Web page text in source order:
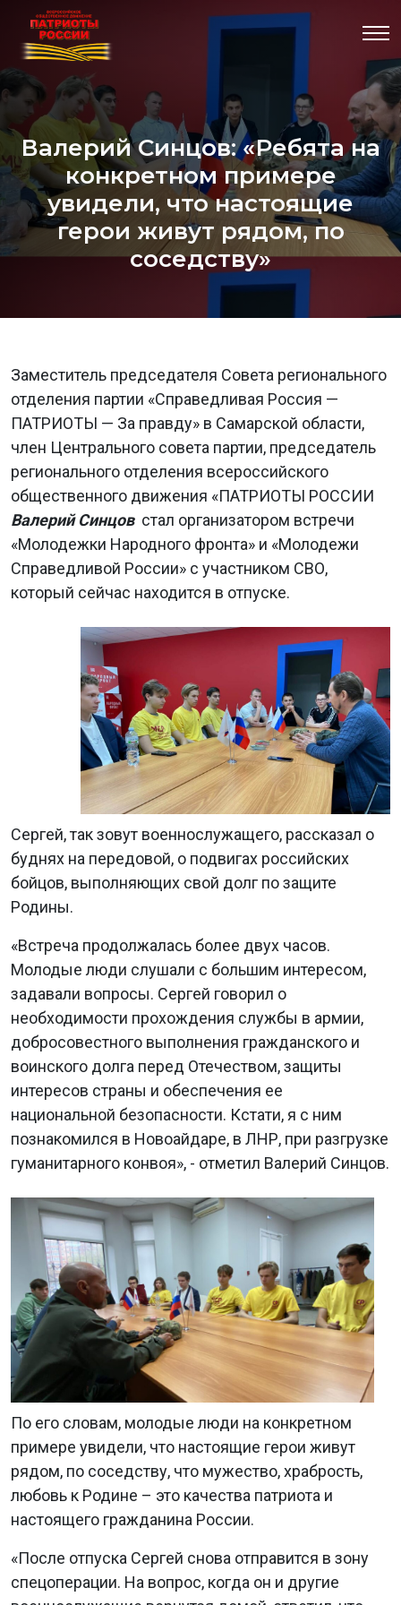
Валерий Синцов: «Ребята на
конкретном примере
увидели, что настоящие
герои живут рядом, по
соседству»
Заместитель председателя Совета регионального
отделения партии «Справедливая Россия —
ПАТРИОТЫ — За правду» в Самарской области,
член Центрального совета партии, председатель
регионального отделения всероссийского
общественного движения «ПАТРИОТЫ РОССИИ
Валерий Синцов стал организатором встречи
«Молодежки Народного фронта» и «Молодежи
Справедливой России» с участником СВО,
который сейчас находится в отпуске.
Сергей, так зовут военнослужащего, рассказал о
буднях на передовой, о подвигах российских
бойцов, выполняющих свой долг по защите
Родины.
«Встреча продолжалась более двух часов.
Молодые люди слушали с большим интересом,
задавали вопросы. Сергей говорил о
необходимости прохождения службы в армии,
добросовестного выполнения гражданского и
воинского долга перед Отечеством, защиты
интересов страны и обеспечения ее
национальной безопасности. Кстати, я с ним
познакомился в Новоайдаре, в ЛНР, при разгрузке
гуманитарного конвоя», - отметил Валерий Синцов.
По его словам, молодые люди на конкретном
примере увидели, что настоящие герои живут
рядом, по соседству, что мужество, храбрость,
любовь к Родине – это качества патриота и
настоящего гражданина России.
«После отпуска Сергей снова отправится в зону
спецоперации. На вопрос, когда он и другие